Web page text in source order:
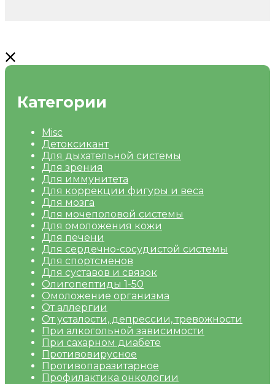
Категории
Misc
Детоксикант
Для дыхательной системы
Для зрения
Для иммунитета
Для коррекции фигуры и веса
Для мозга
Для мочеполовой системы
Для омоложения кожи
Для печени
Для сердечно-сосудистой системы
Для спортсменов
Для суставов и связок
Олигопептиды 1-50
Омоложение организма
От аллергии
От усталости, депрессии, тревожности
При алкогольной зависимости
При сахарном диабете
Противовирусное
Противопаразитарное
Профилактика онкологии